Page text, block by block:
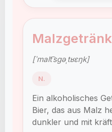
Malzgetränk
[ˈmalt͡sɡəˌtʁɛŋk]
N.
Ein alkoholisches
Bier, das aus Malz
dunkler und mit